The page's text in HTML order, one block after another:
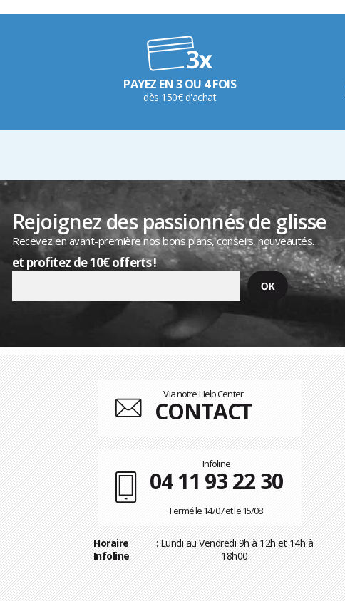
PAYEZ EN 3 OU 4 FOIS
dès 150€ d'achat
Rejoignez des passionnés de glisse
Recevez en avant-première nos bons plans, conseils, nouveautés…
et profitez de 10€ offerts !
Via notre Help Center
CONTACT
Infoline
04 11 93 22 30
Fermé le 14/07 et le 15/08
Horaire
Infoline
: Lundi au Vendredi 9h à 12h et 14h à
18h00